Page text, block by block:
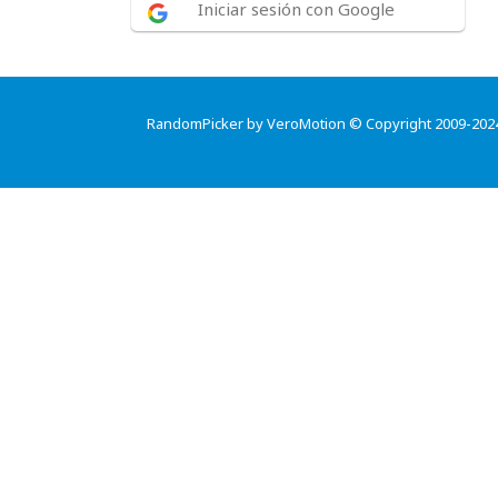
Iniciar sesión con Google
RandomPicker by VeroMotion © Copyright 2009-